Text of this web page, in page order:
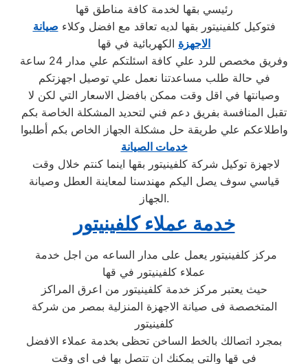
رئيسي بقها لخدمة كافة مناطق قها
فتوكيل كلفينيتور بقها لديه تعاقد مع افضل وكلاء صيانة
الاجهزة الكهربائية في قها
وفريق مخصص للرد علي كافة اسئلتكم علي مدار 24 ساعة
في حالة طلب مساعدتنا نعمل علي توصيل اجهزتكم
وصيانتها في اقل وقت ممكن بافضل الاسعار التي لكن لا
تقبل المنافسة بفريق دعم فني لتحديد المشكلة الخاصة بكم
واطلاعكم علي طريقة حل مشكلة الجهاز الخاص بكم أطلبوا
خدمات الصيانة
قياسي سوف يصل اليكم مهندسنا لمعاينة العطل وصيانة
الجهاز.
خدمة عملاء كلفينيتور
عملاء كلفينيتور في قها
حيث يعتبر مركز خدمة كلفينيتور من اعرق المراكز
المتخصصة فى صيانة الاجهزة المنزلية بمصر من شركة
كلفينيتور
بمجرد اتصالك بالخط الساخن تحظى بخدمة عملاء الافضل
في قها والتى يمكنك ان تتصل بها فى اى وقت